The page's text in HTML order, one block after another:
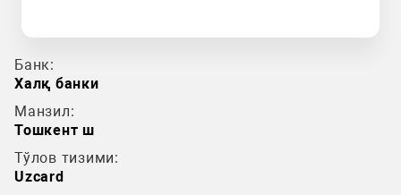
Банк:
Халқ банки
Манзил:
Тошкент ш
Тўлов тизими:
Uzcard